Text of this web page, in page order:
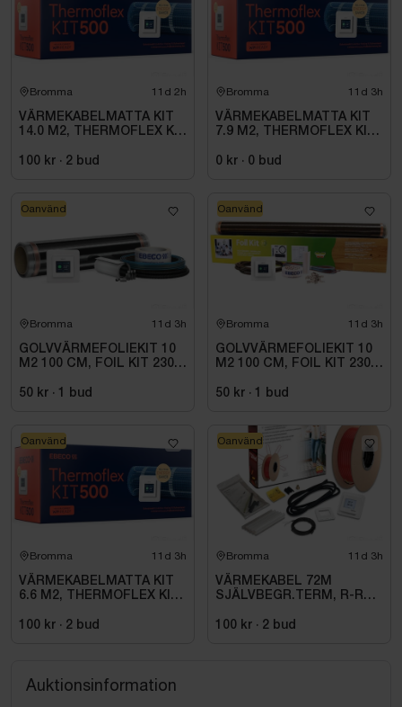
Bromma 11d 2h
VÄRMEKABELMATTA KIT
14.0 M2, THERMOFLEX KIT
100 kr · 2 bud
Bromma 11d 3h
VÄRMEKABELMATTA KIT
7.9 M2, THERMOFLEX KIT
0 kr · 0 bud
Bromma 11d 3h
GOLVVÄRMEFOLIEKIT 10
M2 100 CM, FOIL KIT 230
50 kr · 1 bud
Oanvänd
Bromma 11d 3h
GOLVVÄRMEFOLIEKIT 10
M2 100 CM, FOIL KIT 230
50 kr · 1 bud
Oanvänd
Bromma 11d 3h
VÄRMEKABELMATTA KIT
6.6 M2, THERMOFLEX KIT
100 kr · 2 bud
Oanvänd
Bromma 11d 3h
VÄRMEKABEL 72M
SJÄLVBEGR.TERM, R-RD-
100 kr · 2 bud
Oanvänd
Auktionsinformation